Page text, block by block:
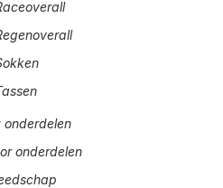
onderdelen
onderdelen